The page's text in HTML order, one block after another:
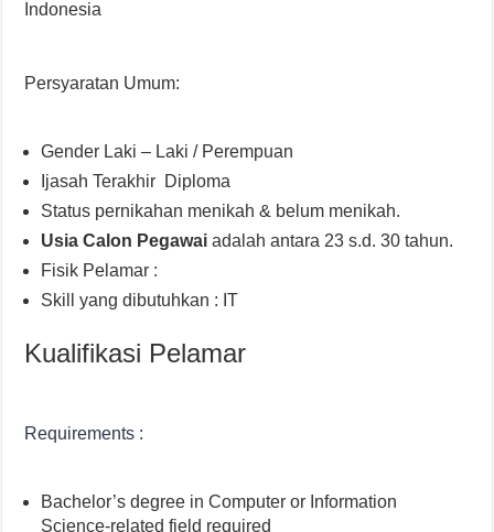
Indonesia
Persyaratan Umum:
Gender Laki – Laki / Perempuan
Ijasah Terakhir Diploma
Status pernikahan menikah & belum menikah.
Usia Calon Pegawaiadalah antara 23 s.d. 30 tahun.
Fisik Pelamar :
Skill yang dibutuhkan : IT
Kualifikasi Pelamar
Requirements :
Bachelor’s degree in Computer or Information
Science-related field required